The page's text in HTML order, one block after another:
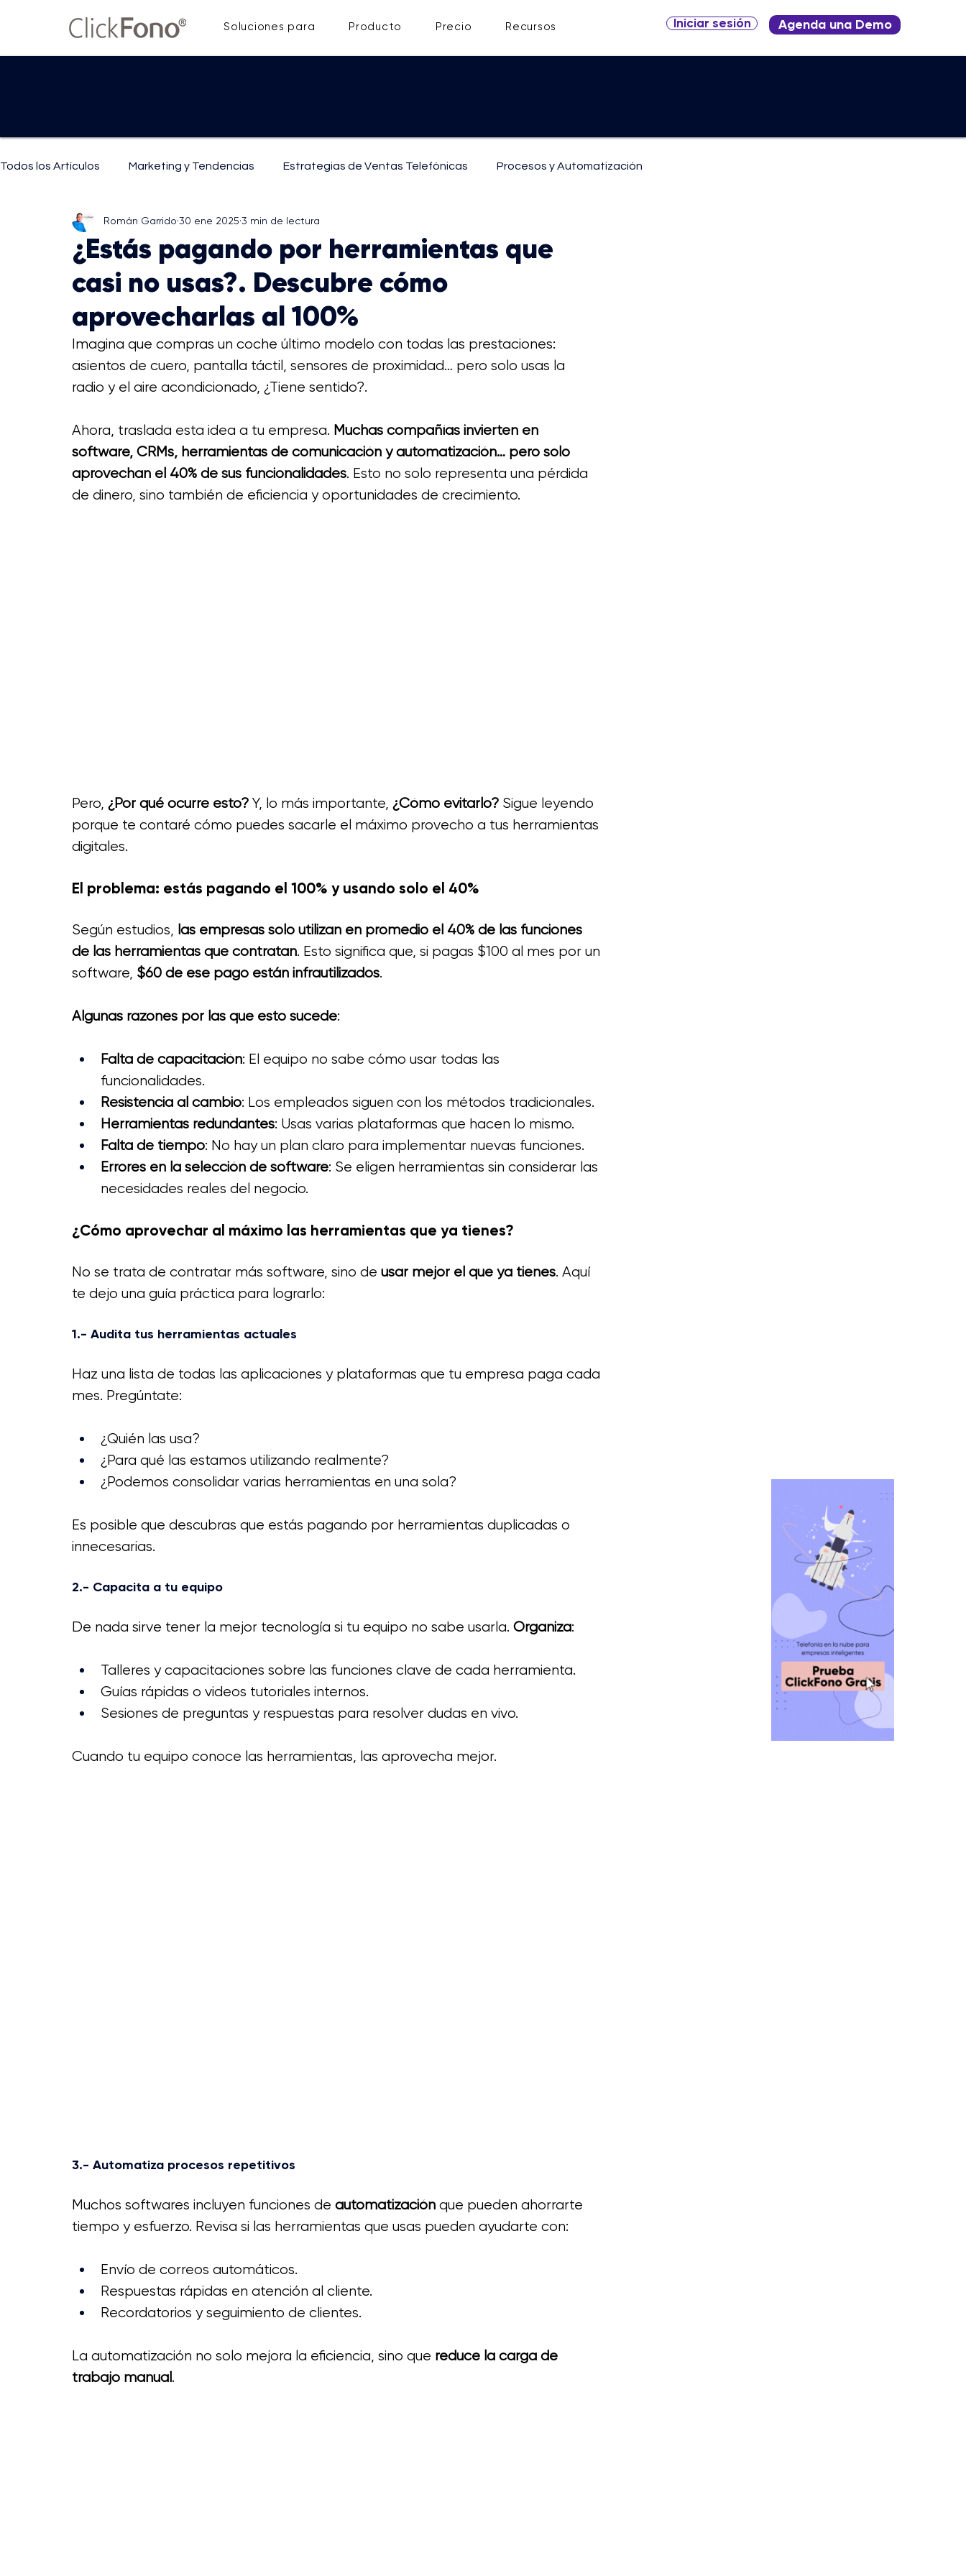
Soluciones para Producto Precio Recursos Iniciar sesión Agenda una Demo
Todos los Artículos Marketing y Tendencias Estrategias de Ventas Telefónicas Procesos y Automatización
IA y Tecnología Mejoras y Técnicas de Comunicación
¿Estás pagando por herramientas que
casi no usas?. Descubre cómo
aprovecharlas al 100%
Román Garrido 30 ene 2025 3 min de lectura
Imagina que compras un coche último modelo con todas las prestaciones:
asientos de cuero, pantalla táctil, sensores de proximidad… pero solo usas la
radio y el aire acondicionado, ¿Tiene sentido?.
Ahora, traslada esta idea a tu empresa. Muchas compañías invierten en
software, CRMs, herramientas de comunicación y automatización… pero solo
aprovechan el 40% de sus funcionalidades. Esto no solo representa una pérdida
de dinero, sino también de eficiencia y oportunidades de crecimiento.
Pero, ¿Por qué ocurre esto? Y, lo más importante, ¿Cómo evitarlo? Sigue leyendo
porque te contaré cómo puedes sacarle el máximo provecho a tus herramientas
digitales.
El problema: estás pagando el 100% y usando solo el 40%
Según estudios, las empresas solo utilizan en promedio el 40% de las funciones
de las herramientas que contratan. Esto significa que, si pagas $100 al mes por un
software, $60 de ese pago están infrautilizados.
Algunas razones por las que esto sucede:
Falta de capacitación: El equipo no sabe cómo usar todas las
funcionalidades.
Resistencia al cambio: Los empleados siguen con los métodos tradicionales.
Herramientas redundantes: Usas varias plataformas que hacen lo mismo.
Falta de tiempo: No hay un plan claro para implementar nuevas funciones.
Errores en la selección de software: Se eligen herramientas sin considerar las
necesidades reales del negocio.
¿Cómo aprovechar al máximo las herramientas que ya tienes?
No se trata de contratar más software, sino de usar mejor el que ya tienes. Aquí
te dejo una guía práctica para lograrlo:
1.- Audita tus herramientas actuales
Haz una lista de todas las aplicaciones y plataformas que tu empresa paga cada
mes. Pregúntate:
¿Quién las usa?
¿Para qué las estamos utilizando realmente?
¿Podemos consolidar varias herramientas en una sola?
Es posible que descubras que estás pagando por herramientas duplicadas o
innecesarias.
2.- Capacita a tu equipo
De nada sirve tener la mejor tecnología si tu equipo no sabe usarla. Organiza:
Talleres y capacitaciones sobre las funciones clave de cada herramienta.
Guías rápidas o videos tutoriales internos.
Sesiones de preguntas y respuestas para resolver dudas en vivo.
Cuando tu equipo conoce las herramientas, las aprovecha mejor.
3.- Automatiza procesos repetitivos
Muchos softwares incluyen funciones de automatización que pueden ahorrarte
tiempo y esfuerzo. Revisa si las herramientas que usas pueden ayudarte con:
Envío de correos automáticos.
Respuestas rápidas en atención al cliente.
Recordatorios y seguimiento de clientes.
La automatización no solo mejora la eficiencia, sino que reduce la carga de
trabajo manual .